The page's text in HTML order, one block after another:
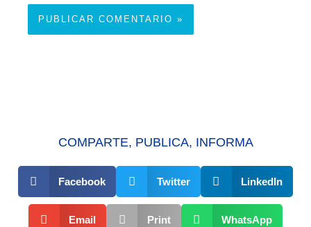
COMPARTE, PUBLICA, INFORMA
Facebook Twitter LinkedIn
Email Print WhatsApp